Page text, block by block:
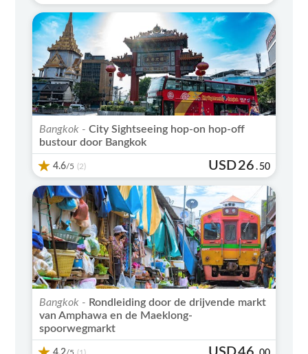
Bangkok - City Sightseeing hop-on hop-off
bustour door Bangkok
4.6/5 (2) USD26 . 50
Bangkok - Rondleiding door de drijvende markt
van Amphawa en de Maeklong-
spoorwegmarkt